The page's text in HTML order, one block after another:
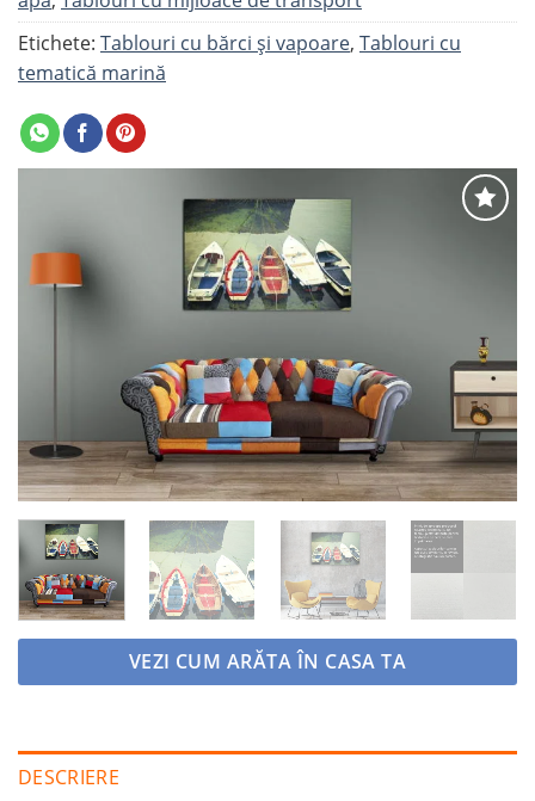
VEZI CUM ARĂTA ÎN CASA TA
Etichete: Tablouri cu bărci și vapoare, Tablouri cu
tematică marină
DESCRIERE